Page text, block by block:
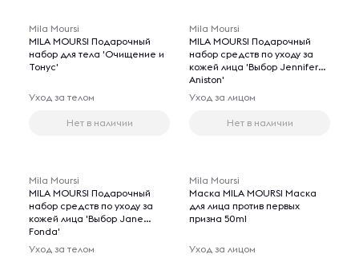
Mila Moursi
MILA MOURSI Подарочный
набор для тела 'Очищение и
Тонус'
Уход за телом
Нет в наличии
Mila Moursi
MILA MOURSI Подарочный
набор средств по уходу за
кожей лица 'Выбор Jennifer
Aniston'
Уход за лицом
Нет в наличии
Mila Moursi
MILA MOURSI Подарочный
набор средств по уходу за
кожей лица 'Выбор Jane
Fonda'
Уход за телом
Mila Moursi
Маска MILA MOURSI Маска
для лица против первых
призна 50ml
Уход за лицом